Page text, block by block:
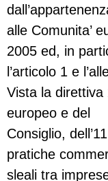
alle Comunita’
2005 ed, in
l’articolo 1 e
Vista la direttiva
europeo e del
Consiglio,
pratiche
sleali tra